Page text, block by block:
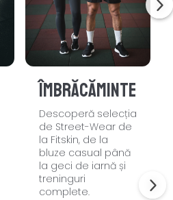
Îmbrăcăminte
Descoperă selecția
de Street-Wear de
la Fitskin, de la
bluze casual până
la geci de iarnă și
treninguri
complete.